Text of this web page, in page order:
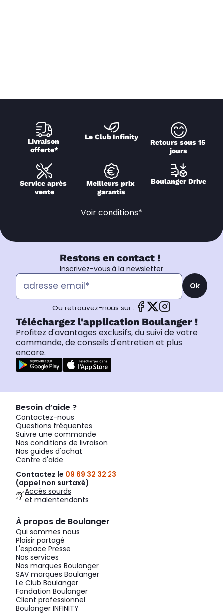
Livraison
offerte*
Le Club Infinity
Retours sous 15
jours
Service après
vente
Meilleurs prix
garantis
Boulanger Drive
Voir conditions*
Restons en contact !
Inscrivez-vous à la newsletter
Ok
Ou retrouvez-nous sur :
Téléchargez l'application Boulanger !
Profitez d'avantages exclusifs, du suivi de votre
commande, de conseils d'entretien et plus
encore.
Besoin d’aide ?
Contactez-nous
Questions fréquentes
Suivre une commande
Nos conditions de livraison
Nos guides d'achat
Centre d'aide
Contactez le 09 69 32 32 23
(appel non surtaxé)
Accès sourds
et malentendants
À propos de Boulanger
Qui sommes nous
Plaisir partagé
L'espace Presse
Nos services
Nos marques Boulanger
SAV marques Boulanger
Le Club Boulanger
Fondation Boulanger
Client professionnel
Boulanger INFINITY